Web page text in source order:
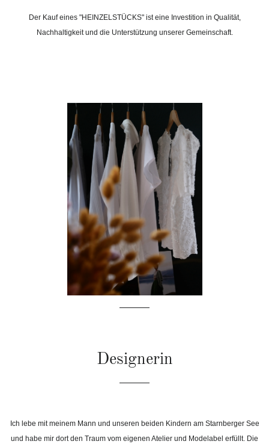
Der Kauf eines "HEINZELSTÜCKS" ist eine Investition in Qualität,
Nachhaltigkeit und die Unterstützung unserer Gemeinschaft.
Designerin
Ich lebe mit meinem Mann und unseren beiden Kindern am Starnberger See
und habe mir dort den Traum vom eigenen Atelier und Modelabel erfüllt. Die